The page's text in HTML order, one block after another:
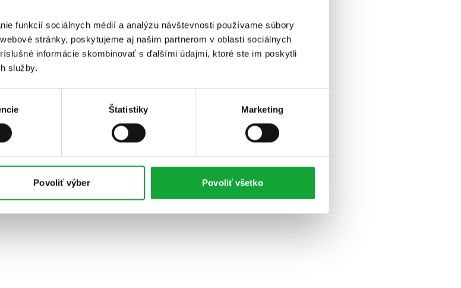
funkcií sociálnych médií a analýzu návštevnosti používame súbory
stránky, poskytujeme aj našim partnerom v oblasti sociálnych
informácie skombinovať s ďalšími údajmi, ktoré ste im poskytli
služby.
Štatistiky Marketing
Povoliť výber Povoliť všetko